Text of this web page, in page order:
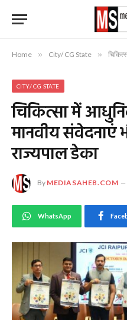
Home » City/ CG State » चिकित्सा
CITY/ CG STATE
चिकित्सा में
मानवीय संवेदनाएं
राज्यपाल डेका
By MEDIASAHEB.COM
WhatsApp